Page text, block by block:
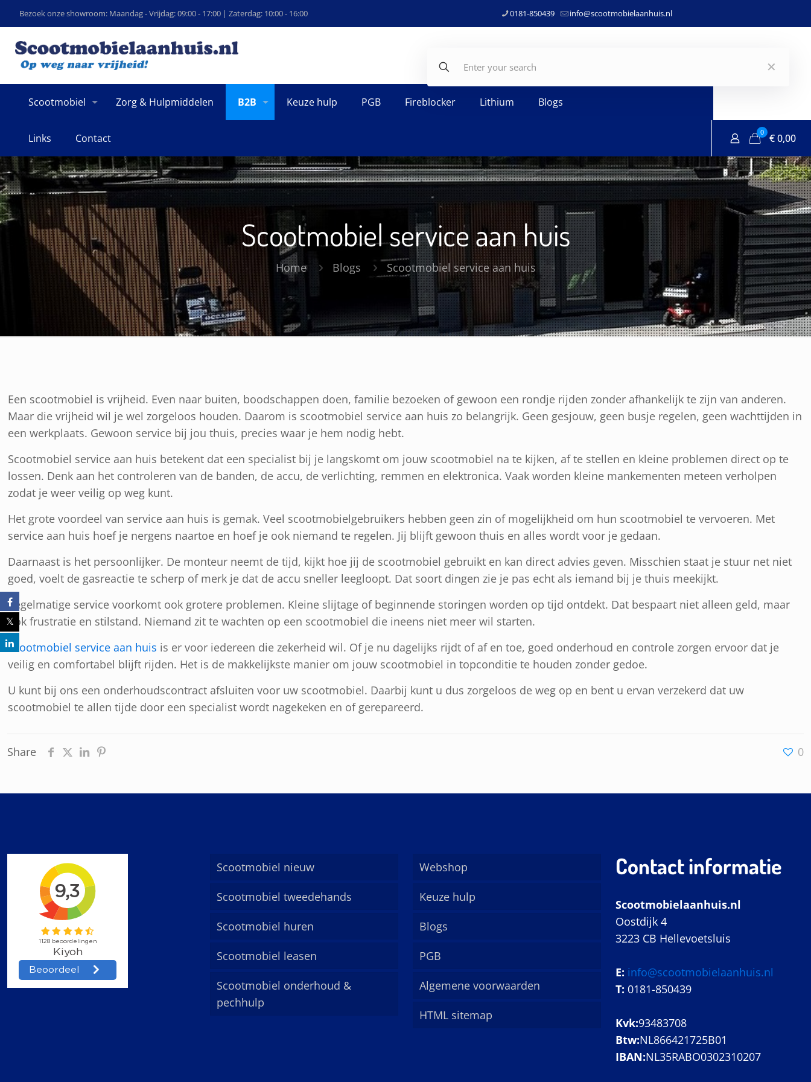
Bezoek onze showroom: Maandag - Vrijdag: 09:00 - 17:00 | Zaterdag: 10:00 - 16:00 0181-850439 info@scootmobielaanhuis.nl
Scootmobiel Zorg & Hulpmiddelen B2B Keuze hulp PGB Fireblocker Lithium Blogs
Links Contact 0 €0,00
✕
Scootmobiel service aan huis
Home Blogs Scootmobiel service aan huis
Een scootmobiel is vrijheid. Even naar buiten, boodschappen doen, familie bezoeken of gewoon een rondje rijden zonder afhankelijk te zijn van anderen.
Maar die vrijheid wil je wel zorgeloos houden. Daarom is scootmobiel service aan huis zo belangrijk. Geen gesjouw, geen busje regelen, geen wachttijden in
een werkplaats. Gewoon service bij jou thuis, precies waar je hem nodig hebt.
Scootmobiel service aan huis betekent dat een specialist bij je langskomt om jouw scootmobiel na te kijken, af te stellen en kleine problemen direct op te
lossen. Denk aan het controleren van de banden, de accu, de verlichting, remmen en elektronica. Vaak worden kleine mankementen meteen verholpen
zodat je weer veilig op weg kunt.
Het grote voordeel van service aan huis is gemak. Veel scootmobielgebruikers hebben geen zin of mogelijkheid om hun scootmobiel te vervoeren. Met
service aan huis hoef je nergens naartoe en hoef je ook niemand te regelen. Jij blijft gewoon thuis en alles wordt voor je gedaan.
Daarnaast is het persoonlijker. De monteur neemt de tijd, kijkt hoe jij de scootmobiel gebruikt en kan direct advies geven. Misschien staat je stuur net niet
goed, voelt de gasreactie te scherp of merk je dat de accu sneller leegloopt. Dat soort dingen zie je pas echt als iemand bij je thuis meekijkt.
Regelmatige service voorkomt ook grotere problemen. Kleine slijtage of beginnende storingen worden op tijd ontdekt. Dat bespaart niet alleen geld, maar
ook frustratie en stilstand. Niemand zit te wachten op een scootmobiel die ineens niet meer wil starten.
Scootmobiel service aan huis is er voor iedereen die zekerheid wil. Of je nu dagelijks rijdt of af en toe, goed onderhoud en controle zorgen ervoor dat je
veilig en comfortabel blijft rijden. Het is de makkelijkste manier om jouw scootmobiel in topconditie te houden zonder gedoe.
U kunt bij ons een onderhoudscontract afsluiten voor uw scootmobiel. Daarbij kunt u dus zorgeloos de weg op en bent u ervan verzekerd dat uw
scootmobiel te allen tijde door een specialist wordt nagekeken en of gerepareerd.
Share 0
Scootmobiel nieuw
Scootmobiel tweedehands
Scootmobiel huren
Scootmobiel leasen
Scootmobiel onderhoud &
pechhulp
Webshop
Keuze hulp
Blogs
PGB
Algemene voorwaarden
HTML sitemap
Contact informatie
Scootmobielaanhuis.nl
Oostdijk 4
3223 CB Hellevoetsluis
E: info@scootmobielaanhuis.nl
T: 0181-850439
Kvk:93483708
Btw:NL866421725B01
IBAN:NL35RABO0302310207